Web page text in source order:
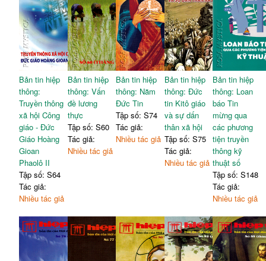
Bản tin hiệp
thông:
Truyền thông
xã hội Công
giáo - Đức
Giáo Hoàng
Gioan
Phaolô II
Tập số: S64
Tác giả:
Nhiều tác giả
Bản tin hiệp
thông: Vấn
đề lương
thực
Tập số: S60
Tác giả:
Nhiều tác giả
Bản tin hiệp
thông: Năm
Đức Tin
Tập số: S74
Tác giả:
Nhiều tác giả
Bản tin hiệp
thông: Đức
tin Kitô giáo
và sự dấn
thân xã hội
Tập số: S75
Tác giả:
Nhiều tác giả
Bản tin hiệp
thông: Loan
báo Tin
mừng qua
các phương
tiện truyền
thông kỹ
thuật số
Tập số: S148
Tác giả:
Nhiều tác giả